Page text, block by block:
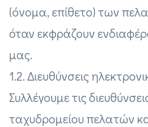
(όνομα, επίθετο) των
όταν εκφράζουν
μας.
1.2. Διευθύνσεις
Συλλέγουμε τις
ταχυδρομείου πελατών